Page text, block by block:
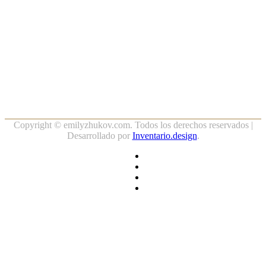
Copyright © emilyzhukov.com. Todos los derechos reservados |
Desarrollado por Inventario.design.